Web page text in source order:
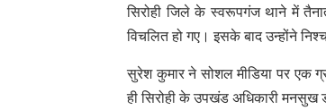
सिरोही जिले के स्वरूपगंज थाने में
विचलित हो गए। इसके बाद उन्होंने
सुरेश कुमार ने सोशल मीडिया पर एक
ही सिरोही के उपखंड अधिकारी मनसुख